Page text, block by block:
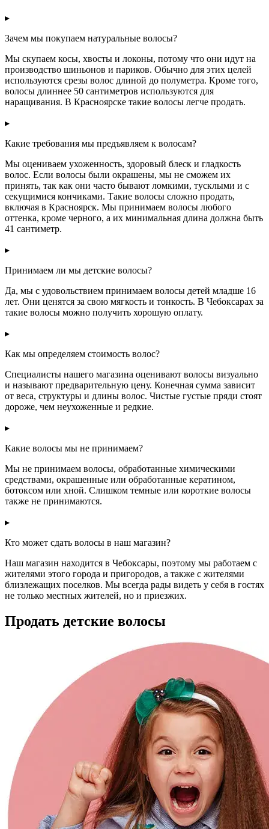
▸
Зачем мы покупаем натуральные волосы?
Мы скупаем косы, хвосты и локоны, потому что они идут на
производство шиньонов и париков. Обычно для этих целей
используются срезы волос длиной до полуметра. Кроме того,
волосы длиннее 50 сантиметров используются для
наращивания. В Красноярске такие волосы легче продать.
▸
Какие требования мы предъявляем к волосам?
Мы оцениваем ухоженность, здоровый блеск и гладкость
волос. Если волосы были окрашены, мы не сможем их
принять, так как они часто бывают ломкими, тусклыми и с
секущимися кончиками. Такие волосы сложно продать,
включая в Красноярск. Мы принимаем волосы любого
оттенка, кроме черного, а их минимальная длина должна быть
41 сантиметр.
▸
Принимаем ли мы детские волосы?
Да, мы с удовольствием принимаем волосы детей младше 16
лет. Они ценятся за свою мягкость и тонкость. В Чебоксарах за
такие волосы можно получить хорошую оплату.
▸
Как мы определяем стоимость волос?
Специалисты нашего магазина оценивают волосы визуально
и называют предварительную цену. Конечная сумма зависит
от веса, структуры и длины волос. Чистые густые пряди стоят
дороже, чем неухоженные и редкие.
▸
Какие волосы мы не принимаем?
Мы не принимаем волосы, обработанные химическими
средствами, окрашенные или обработанные кератином,
ботоксом или хной. Слишком темные или короткие волосы
также не принимаются.
▸
Кто может сдать волосы в наш магазин?
Наш магазин находится в Чебоксары, поэтому мы работаем с
жителями этого города и пригородов, а также с жителями
близлежащих поселков. Мы всегда рады видеть у себя в гостях
не только местных жителей, но и приезжих.
Продать детские волосы